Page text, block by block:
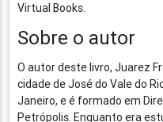
Virtual Books.
Sobre o autor
O autor deste livro, Juarez
cidade de José do Vale do
Janeiro, e é formado em
Petrópolis. Enquanto era